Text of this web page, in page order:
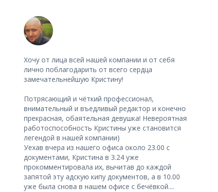
Хочу от лица всей нашей компании и от себя
лично поблагодарить от всего сердца
замечательнейшую Кристину!
Потрясающий и чёткий профессионал,
внимательный и въедливый редактор и конечно
прекрасная, обаятельная девушка! Невероятная
работоспособность Кристины уже становится
легендой в нашей компании)
Уехав вчера из нашего офиса около 23.00 с
документами, Кристина в 3.24 уже
прокомментировала их, вычитав до каждой
запятой эту адскую кипу документов, а в 10.00
уже была снова в нашем офисе с бечёвкой....